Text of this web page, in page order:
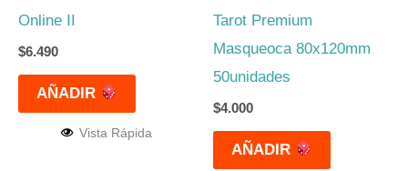
Online II
$6.490
AÑADIR
Vista Rápida
Tarot Premium
Masqueoca 80x120mm
50unidades
$4.000
AÑADIR